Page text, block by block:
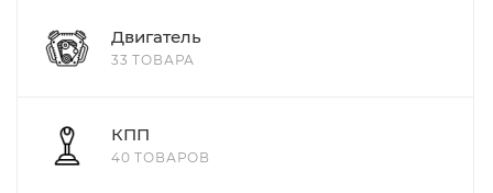
Двигатель
33 ТОВАРА
КПП
40 ТОВАРОВ